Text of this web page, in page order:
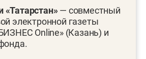
— совместный
электронной газеты
Online» (Казань) и